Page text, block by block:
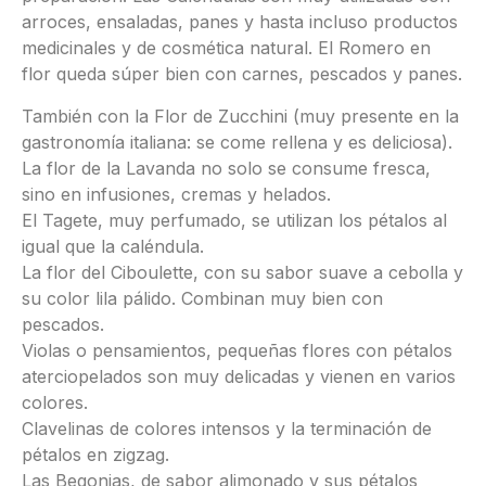
arroces, ensaladas, panes y hasta incluso productos
medicinales y de cosmética natural. El Romero en
flor queda súper bien con carnes, pescados y panes.
También con la Flor de Zucchini (muy presente en la
gastronomía italiana: se come rellena y es deliciosa).
La flor de la Lavanda no solo se consume fresca,
sino en infusiones, cremas y helados.
El Tagete, muy perfumado, se utilizan los pétalos al
igual que la caléndula.
La flor del Ciboulette, con su sabor suave a cebolla y
su color lila pálido. Combinan muy bien con
pescados.
Violas o pensamientos, pequeñas flores con pétalos
aterciopelados son muy delicadas y vienen en varios
colores.
Clavelinas de colores intensos y la terminación de
pétalos en zigzag.
Las Begonias, de sabor alimonado y sus pétalos